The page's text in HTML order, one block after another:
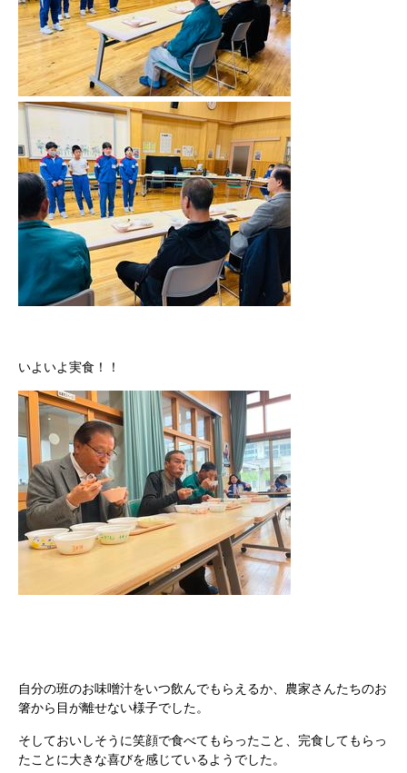
いよいよ実食！！
自分の班のお味噌汁をいつ飲んでもらえるか、農家さんたちのお
箸から目が離せない様子でした。
そしておいしそうに笑顔で食べてもらったこと、完食してもらっ
たことに大きな喜びを感じているようでした。